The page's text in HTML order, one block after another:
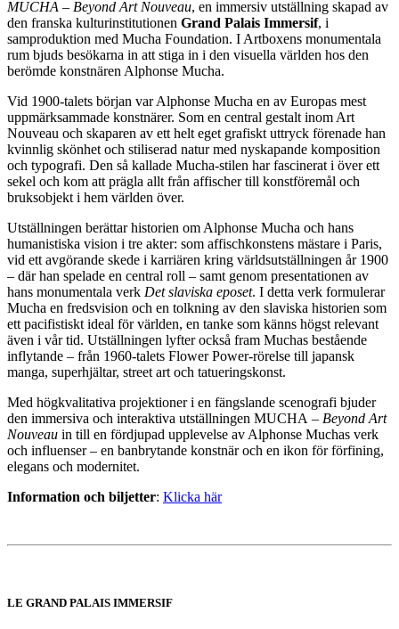
MUCHA – Beyond Art Nouveau, en immersiv utställning skapad av
den franska kulturinstitutionen Grand Palais Immersif, i
samproduktion med Mucha Foundation. I Artboxens monumentala
rum bjuds besökarna in att stiga in i den visuella världen hos den
berömde konstnären Alphonse Mucha.
Vid 1900-talets början var Alphonse Mucha en av Europas mest
uppmärksammade konstnärer. Som en central gestalt inom Art
Nouveau och skaparen av ett helt eget grafiskt uttryck förenade han
kvinnlig skönhet och stiliserad natur med nyskapande komposition
och typografi. Den så kallade Mucha-stilen har fascinerat i över ett
sekel och kom att prägla allt från affischer till konstföremål och
bruksobjekt i hem världen över.
Utställningen berättar historien om Alphonse Mucha och hans
humanistiska vision i tre akter: som affischkonstens mästare i Paris,
vid ett avgörande skede i karriären kring världsutställningen år 1900
– där han spelade en central roll – samt genom presentationen av
hans monumentala verk Det slaviska eposet. I detta verk formulerar
Mucha en fredsvision och en tolkning av den slaviska historien som
ett pacifistiskt ideal för världen, en tanke som känns högst relevant
även i vår tid. Utställningen lyfter också fram Muchas bestående
inflytande – från 1960-talets Flower Power-rörelse till japansk
manga, superhjältar, street art och tatueringskonst.
Med högkvalitativa projektioner i en fängslande scenografi bjuder
den immersiva och interaktiva utställningen MUCHA – Beyond Art
Nouveau in till en fördjupad upplevelse av Alphonse Muchas verk
och influenser – en banbrytande konstnär och en ikon för förfining,
elegans och modernitet.
Information och biljetter: Klicka här
LE GRAND PALAIS IMMERSIF